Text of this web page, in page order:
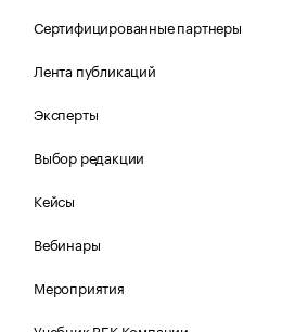
Сертифицированные партнеры
Лента публикаций
Эксперты
Выбор редакции
Кейсы
Вебинары
Мероприятия